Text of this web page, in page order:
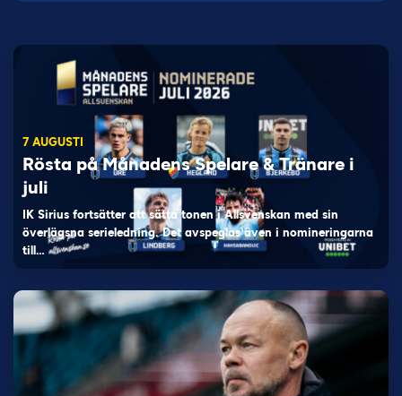
7 AUGUSTI
Rösta på Månadens Spelare & Tränare i
juli
IK Sirius fortsätter att sätta tonen i Allsvenskan med sin
överlägsna serieledning. Det avspeglas även i nomineringarna
till…